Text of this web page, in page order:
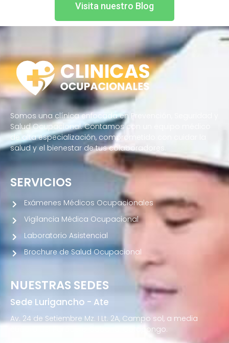
Visita nuestro Blog
Somos una clínica enfocada en Prevención, Seguridad y
Salud Ocupacional. Contamos con un equipo médico
de alta especialización, comprometido con cuidar la
salud y el bienestar de tus colaboradores.
NUESTRAS SEDES
Sede Lurigancho - Ate
Av. 24 de Setiembre Mz. I Lt. 2A, Campo sol, a media
cuadra del Paradero Cabana, Carapongo.
SERVICIOS
Exámenes Médicos Ocupacionales
Vigilancia Médica Ocupacional
Laboratorio Asistencial
Brochure de Salud Ocupacional